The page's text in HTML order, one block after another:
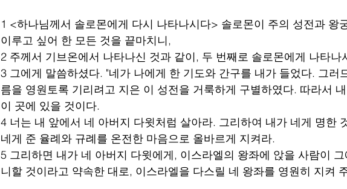
1 <하나님께서 솔로몬에게 다시 나타나시다> 솔로몬이 주의 성전과 왕
이루고 싶어 한 모든 것을 끝마치니,
2 주께서 기브온에서 나타나신 것과 같이, 두 번째로 솔로몬에게 나타나
3 그에게 말씀하셨다. "네가 나에게 한 기도와 간구를 내가 들었다. 그러
름을 영원토록 기리려고 지은 이 성전을 거룩하게 구별하였다. 따라서
이 곳에 있을 것이다.
4 너는 내 앞에서 네 아버지 다윗처럼 살아라. 그리하여 내가 네게 명한
네게 준 율례와 규례를 온전한 마음으로 올바르게 지켜라.
5 그리하면 내가 네 아버지 다윗에게, 이스라엘의 왕좌에 앉을 사람이
니할 것이라고 약속한 대로, 이스라엘을 다스릴 네 왕좌를 영원히 지켜